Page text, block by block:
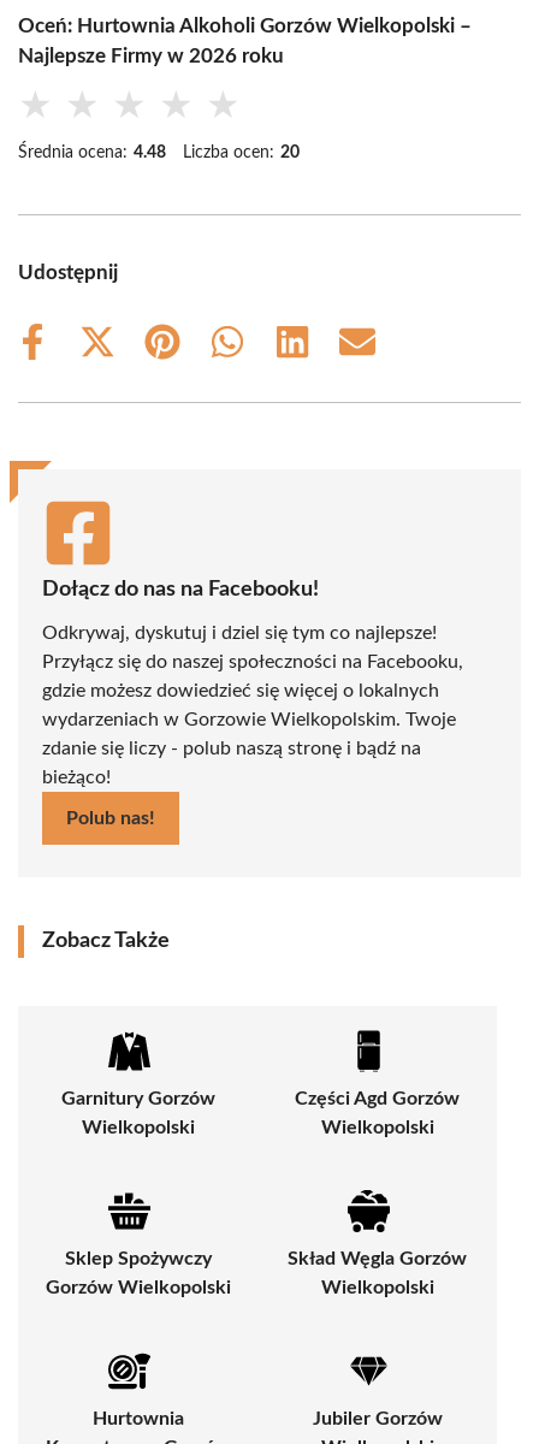
Oceń: Hurtownia Alkoholi Gorzów Wielkopolski –
Najlepsze Firmy w 2026 roku
★ ★ ★ ★ ★
Średnia ocena: 4.48 Liczba ocen: 20
Udostępnij
Share
Share
(Twitter)
Share
Share
Share
Share
Dołącz do nas na Facebooku!
Odkrywaj, dyskutuj i dziel się tym co najlepsze!
Przyłącz się do naszej społeczności na Facebooku,
gdzie możesz dowiedzieć się więcej o lokalnych
wydarzeniach w Gorzowie Wielkopolskim. Twoje
zdanie się liczy - polub naszą stronę i bądź na
bieżąco!
Polub nas!
Zobacz Także
Garnitury Gorzów
Wielkopolski
Części Agd Gorzów
Wielkopolski
Sklep Spożywczy
Gorzów Wielkopolski
Skład Węgla Gorzów
Wielkopolski
Hurtownia
Jubiler Gorzów